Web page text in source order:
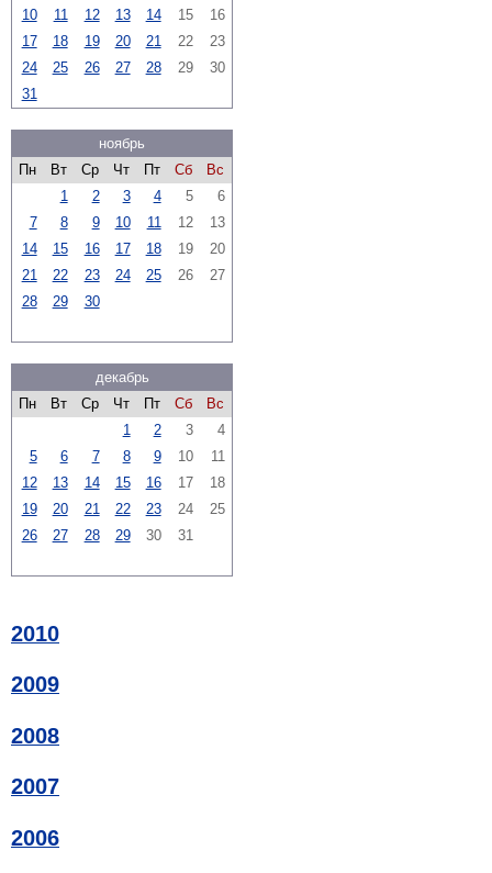
10
11 12 13 14 15
16
17
18 19 20 21 22
23
24
25 26 27 28 29
30
31
ноябрь
Пн
Вт Ср Чт Пт Сб
Вс
1
2 3 4 5
6
7
8 9 10 11 12
13
14
15 16 17 18 19
20
21
22 23 24 25 26
27
28
29 30
декабрь
Пн
Вт Ср Чт Пт Сб
Вс
1
2 3
4
5
6 7 8 9 10
11
12
13 14 15 16 17
18
19
20 21 22 23 24
25
26
27 28 29 30 31
2010
2009
2008
2007
2006